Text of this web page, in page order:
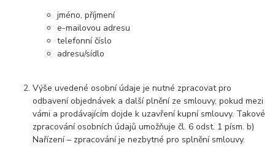
jméno, příjmení
e-mailovou adresu
telefonní číslo
adresu/sídlo
Výše uvedené osobní údaje je nutné zpracovat pro
odbavení objednávek a další plnění ze smlouvy, pokud mezi
vámi a prodávajícím dojde k uzavření kupní smlouvy. Takové
zpracování osobních údajů umožňuje čl. 6 odst. 1 písm. b)
Nařízení – zpracování je nezbytné pro splnění smlouvy.